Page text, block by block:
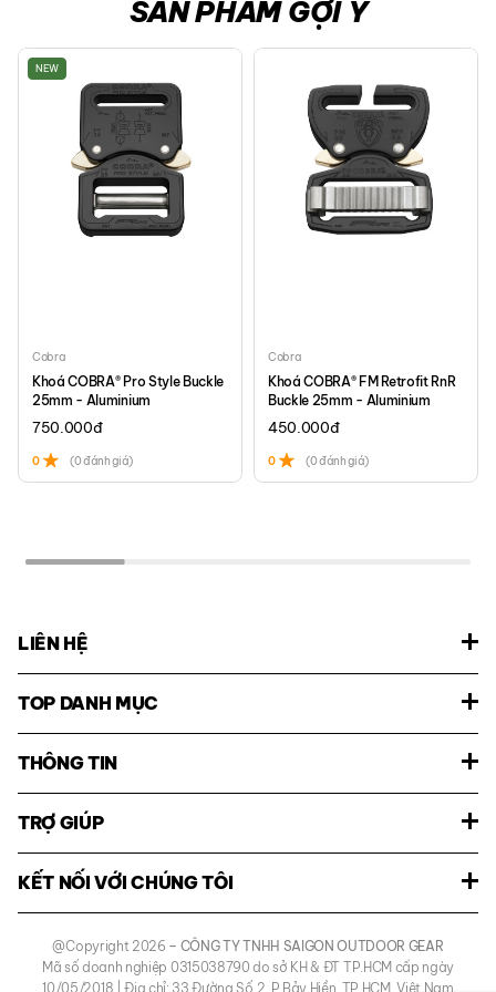
lại sự thoải mái khi đeo và cọ xát với cơ thể, quần áo.
Khoá kéo YKK #8.
Đầu khoá: dây Paracord, made in USA từ Atwoodrope.
SẢN PHẨM GỢI Ý
NEW
Cobra
Khoá COBRA® Pro Style Buckle
25mm - Aluminium
750.000đ
0 (0 đánh giá)
Cobra
Khoá COBRA® FM Retrofit RnR
Buckle 25mm - Aluminium
450.000đ
0 (0 đánh giá)
LIÊN HỆ
TOP DANH MỤC
THÔNG TIN
TRỢ GIÚP
KẾT NỐI VỚI CHÚNG TÔI
@Copyright 2026 – CÔNG TY TNHH SAIGON OUTDOOR GEAR
Mã số doanh nghiệp 0315038790 do sở KH & ĐT TP.HCM cấp ngày
10/05/2018 | Địa chỉ: 33 Đường Số 2, P.Bảy Hiền, TP.HCM, Việt Nam